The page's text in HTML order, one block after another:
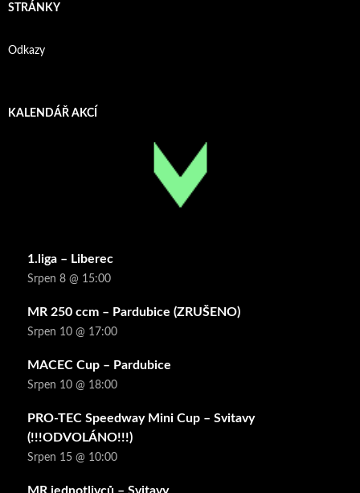
STRÁNKY
Odkazy
KALENDÁŘ AKCÍ
1.liga – Liberec
Srpen 8 @ 15:00
MR 250 ccm – Pardubice (ZRUŠENO)
Srpen 10 @ 17:00
MACEC Cup – Pardubice
Srpen 10 @ 18:00
PRO-TEC Speedway Mini Cup – Svitavy
(!!!ODVOLÁNO!!!)
Srpen 15 @ 10:00
MR jednotlivců – Svitavy